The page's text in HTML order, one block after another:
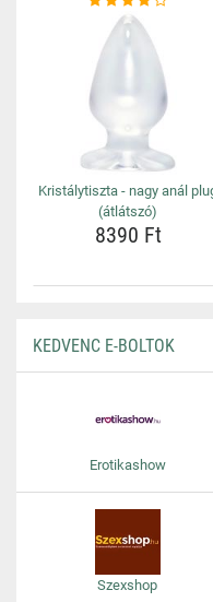
Kristálytiszta - nagy anál
(átlátszó)
8390 Ft
KEDVENC E-BOLTOK
Erotikashow
Szexshop